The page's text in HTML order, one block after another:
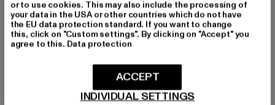
MERCHCODE
Derzeitiger Preis: 24,89 EURAktionspreis: 29,99 EUR
MERCHCODE
23,99 EUR
Derzeitiger Preis: 23,99 EUR
or to use cookies. This may also include the processing of
your data in the USA or other countries which do not have
the EU data protection standard. If you want to change
this, click on "Custom settings". By clicking on "Accept" you
agree to this. Data protection
INDIVIDUAL SETTINGS
ACCEPT